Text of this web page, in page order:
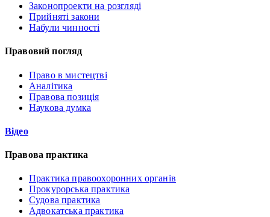
Законопроекти на розгляді
Прийняті закони
Набули чинності
Правовий погляд
Право в мистецтві
Аналітика
Правова позиція
Наукова думка
Відео
Правова практика
Практика правоохоронних органів
Прокурорська практика
Судова практика
Адвокатська практика